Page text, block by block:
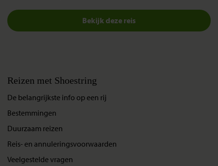
Bekijk deze reis
Reizen met Shoestring
De belangrijkste info op een rij
Bestemmingen
Duurzaam reizen
Reis- en annuleringsvoorwaarden
Veelgestelde vragen